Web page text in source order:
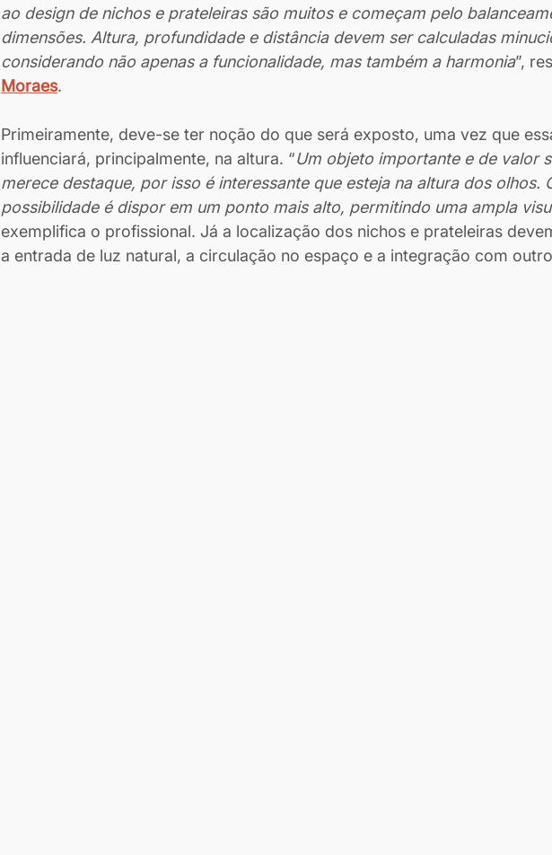
ao design de nichos e prateleiras são muitos e começam pelo
dimensões. Altura, profundidade e distância devem ser calculadas
considerando não apenas a funcionalidade, mas também a harmonia”,
Moraes.
Primeiramente, deve-se ter noção do que será exposto, uma vez que
influenciará, principalmente, na altura. “Um objeto importante e de valor
merece destaque, por isso é interessante que esteja na altura dos olhos.
possibilidade é dispor em um ponto mais alto, permitindo uma ampla
exemplifica o profissional. Já a localização dos nichos e prateleiras
a entrada de luz natural, a circulação no espaço e a integração com